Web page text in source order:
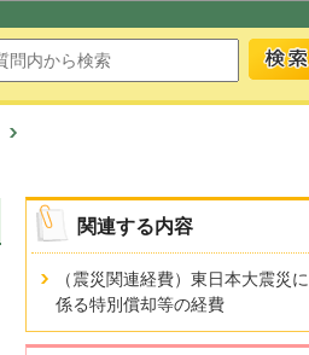
関連する内容
（震災関連経費）東日本大震災に
係る特別償却等の経費